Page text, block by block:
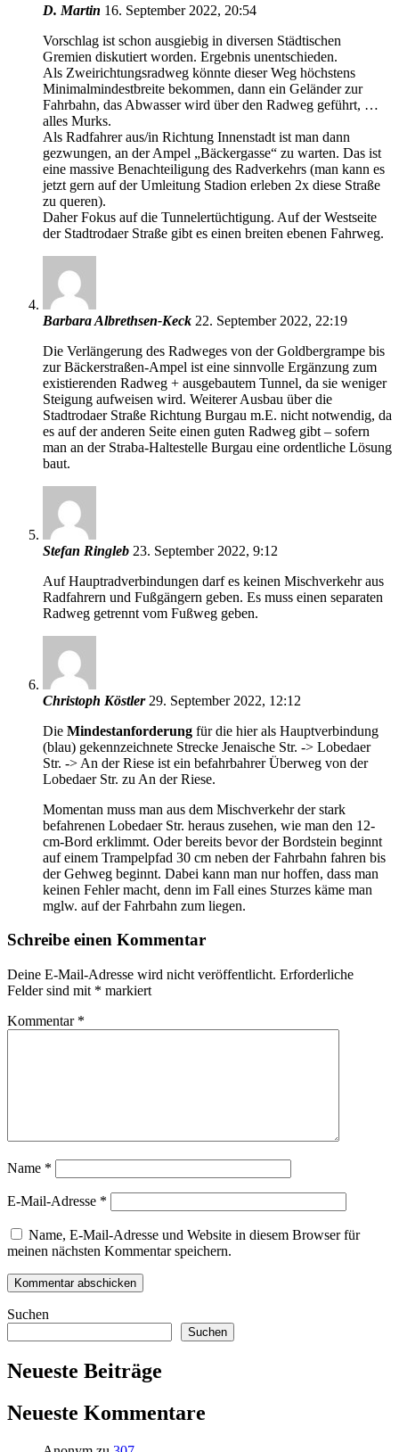
D. Martin 16. September 2022, 20:54
Vorschlag ist schon ausgiebig in diversen Städtischen
Gremien diskutiert worden. Ergebnis unentschieden.
Als Zweirichtungsradweg könnte dieser Weg höchstens
Minimalmindestbreite bekommen, dann ein Geländer zur
Fahrbahn, das Abwasser wird über den Radweg geführt, …
alles Murks.
Als Radfahrer aus/in Richtung Innenstadt ist man dann
gezwungen, an der Ampel „Bäckergasse“ zu warten. Das ist
eine massive Benachteiligung des Radverkehrs (man kann es
jetzt gern auf der Umleitung Stadion erleben 2x diese Straße
zu queren).
Daher Fokus auf die Tunnelertüchtigung. Auf der Westseite
der Stadtrodaer Straße gibt es einen breiten ebenen Fahrweg.
Barbara Albrethsen-Keck 22. September 2022, 22:19
Die Verlängerung des Radweges von der Goldbergrampe bis
zur Bäckerstraßen-Ampel ist eine sinnvolle Ergänzung zum
existierenden Radweg + ausgebautem Tunnel, da sie weniger
Steigung aufweisen wird. Weiterer Ausbau über die
Stadtrodaer Straße Richtung Burgau m.E. nicht notwendig, da
es auf der anderen Seite einen guten Radweg gibt – sofern
man an der Straba-Haltestelle Burgau eine ordentliche Lösung
baut.
Stefan Ringleb 23. September 2022, 9:12
Auf Hauptradverbindungen darf es keinen Mischverkehr aus
Radfahrern und Fußgängern geben. Es muss einen separaten
Radweg getrennt vom Fußweg geben.
Christoph Köstler 29. September 2022, 12:12
Die Mindestanforderung für die hier als Hauptverbindung
(blau) gekennzeichnete Strecke Jenaische Str. -> Lobedaer
Str. -> An der Riese ist ein befahrbahrer Überweg von der
Lobedaer Str. zu An der Riese.
Momentan muss man aus dem Mischverkehr der stark
befahrenen Lobedaer Str. heraus zusehen, wie man den 12-
cm-Bord erklimmt. Oder bereits bevor der Bordstein beginnt
auf einem Trampelpfad 30 cm neben der Fahrbahn fahren bis
der Gehweg beginnt. Dabei kann man nur hoffen, dass man
keinen Fehler macht, denn im Fall eines Sturzes käme man
mglw. auf der Fahrbahn zum liegen.
Schreibe einen Kommentar
Deine E-Mail-Adresse wird nicht veröffentlicht. Erforderliche
Felder sind mit * markiert
Kommentar *
Name *
E-Mail-Adresse *
Name, E-Mail-Adresse und Website in diesem Browser für
meinen nächsten Kommentar speichern.
Suchen
Suchen
Neueste Beiträge
Neueste Kommentare